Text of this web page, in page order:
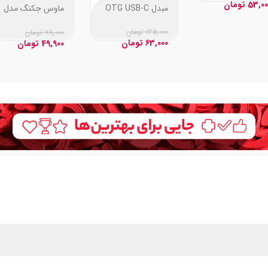
تومان مبدل OTG USB-C
125,000 تومان
63,000 تومان
ماوس جکنگ مدل
78,000 تومان
49,900 تومان